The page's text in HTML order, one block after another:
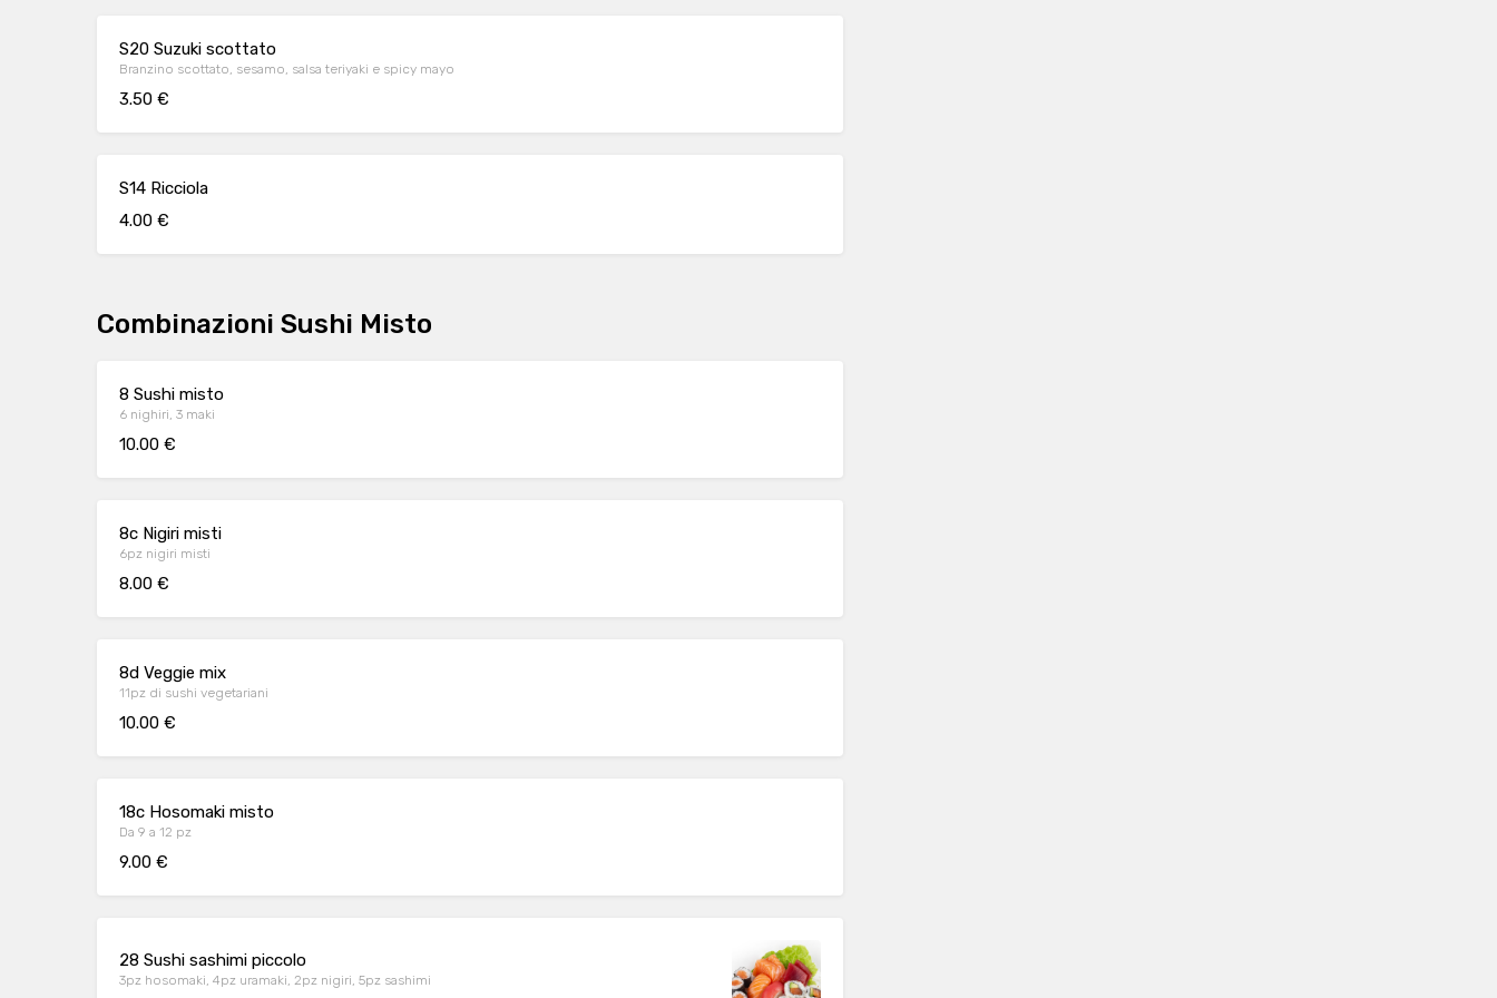
S20 Suzuki scottato
Branzino scottato, sesamo, salsa teriyaki e spicy mayo
3.50 €
S14 Ricciola
4.00 €
Combinazioni Sushi Misto
8 Sushi misto
6 nighiri, 3 maki
10.00 €
8c Nigiri misti
6pz nigiri misti
8.00 €
8d Veggie mix
11pz di sushi vegetariani
10.00 €
18c Hosomaki misto
Da 9 a 12 pz
9.00 €
28 Sushi sashimi piccolo
3pz hosomaki, 4pz uramaki, 2pz nigiri, 5pz sashimi